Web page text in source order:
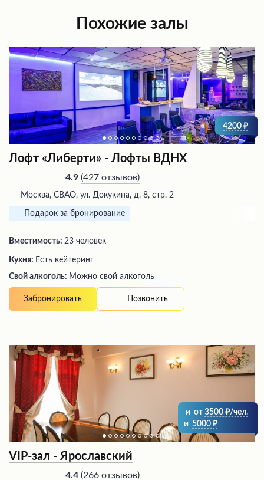
Похожие залы
4200
Лофт «Либерти» - Лофты ВДНХ
4.9 (427 отзывов)
Москва, СВАО, ул. Докукина, д. 8, стр. 2
Подарок за бронирование
Вместимость: 23 человек
Кухня: Есть кейтеринг
Свой алкоголь: Можно свой алкоголь
Забронировать Позвонить
и от 3500
/чел.
и 5000
VIP-зал - Ярославский
4.4 (266 отзывов)